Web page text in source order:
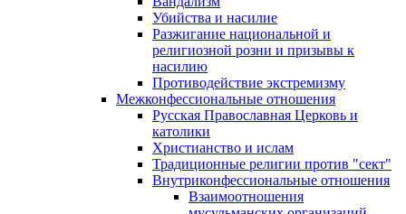
Убийства и насилие
Разжигание национальной и
религиозной розни и призывы к
насилию
Противодействие экстремизму
Межконфессиональные отношения
Русская Православная Церковь и
католики
Христианство и ислам
Традиционные религии против "сект"
Внутриконфессиональные отношения
Взаимоотношения